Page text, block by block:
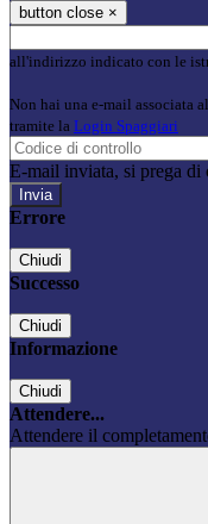
button close ×
all'indirizzo indicato con le
Non hai una e-mail associata
tramite la Login Spaggiari
E-mail inviata, si prega di
Errore
Chiudi
Successo
Chiudi
Informazione
Chiudi
Attendere...
Attendere il